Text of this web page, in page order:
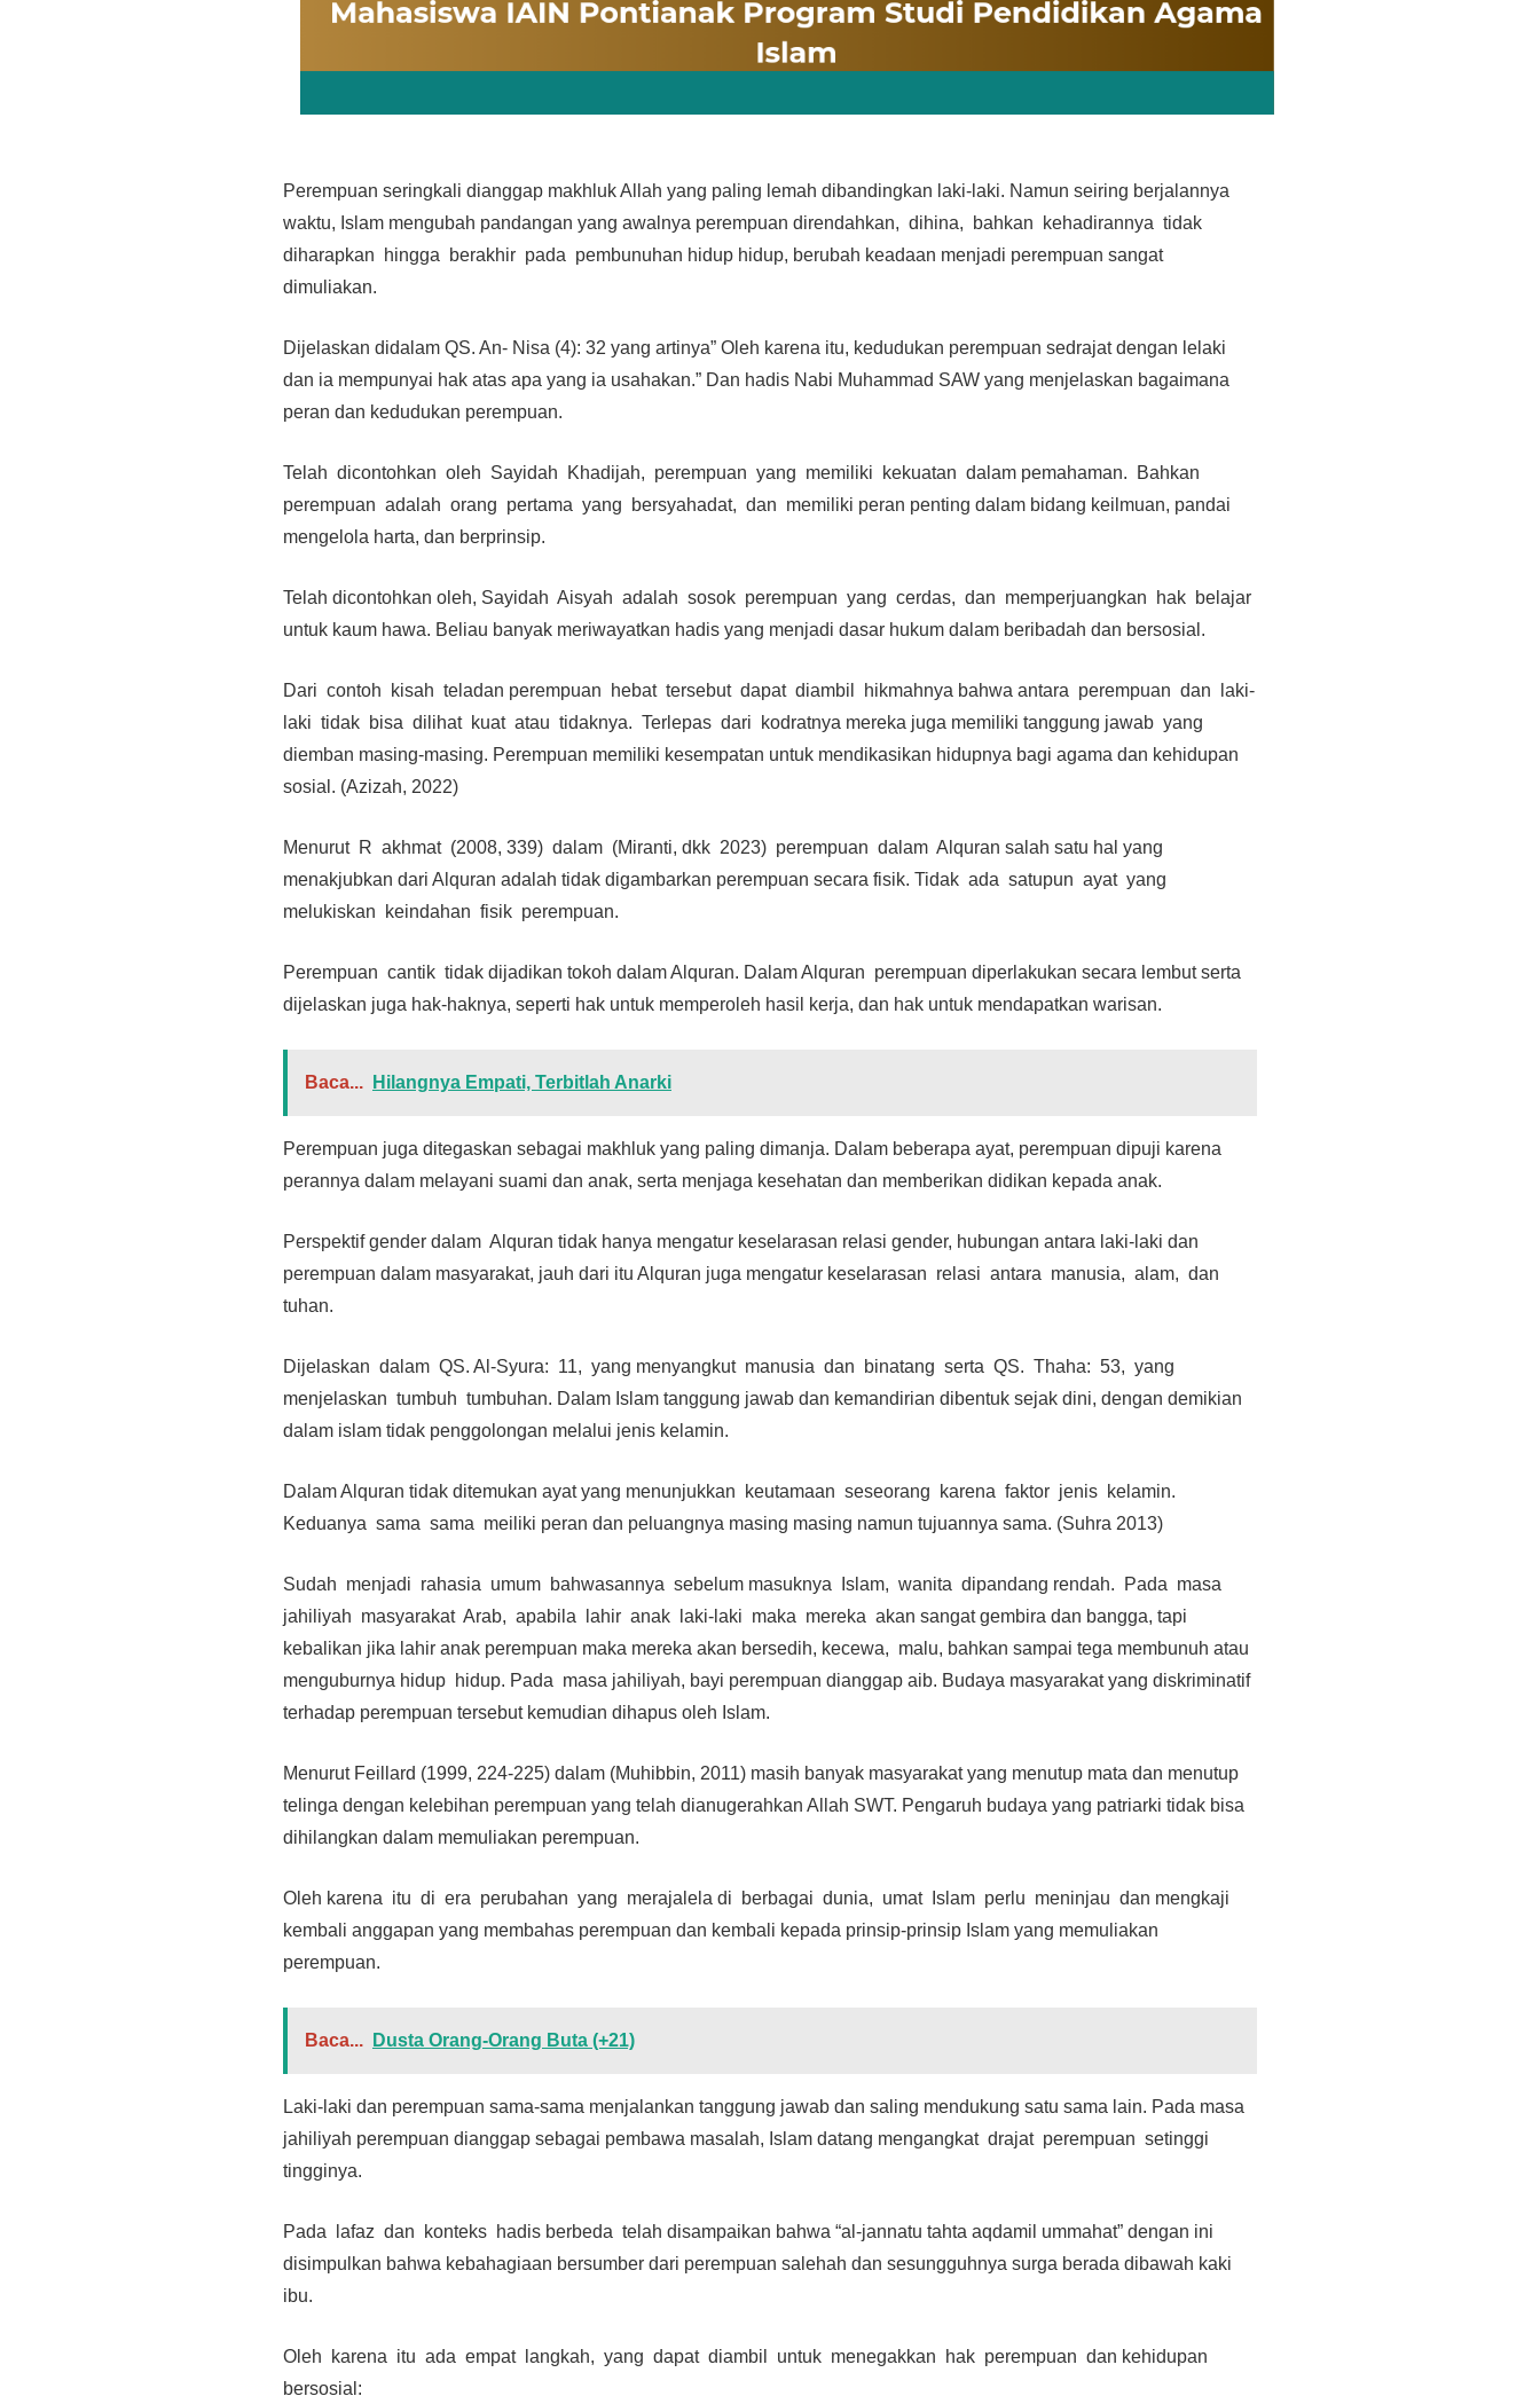
Perempuan seringkali dianggap makhluk Allah yang paling lemah dibandingkan laki-laki. Namun seiring berjalannya
waktu, Islam mengubah pandangan yang awalnya perempuan direndahkan, dihina, bahkan kehadirannya tidak
diharapkan hingga berakhir pada pembunuhan hidup hidup, berubah keadaan menjadi perempuan sangat
dimuliakan.
Dijelaskan didalam QS. An- Nisa (4): 32 yang artinya” Oleh karena itu, kedudukan perempuan sedrajat dengan lelaki
dan ia mempunyai hak atas apa yang ia usahakan.” Dan hadis Nabi Muhammad SAW yang menjelaskan bagaimana
peran dan kedudukan perempuan.
Telah dicontohkan oleh Sayidah Khadijah, perempuan yang memiliki kekuatan dalam pemahaman. Bahkan
perempuan adalah orang pertama yang bersyahadat, dan memiliki peran penting dalam bidang keilmuan, pandai
mengelola harta, dan berprinsip.
Telah dicontohkan oleh, Sayidah Aisyah adalah sosok perempuan yang cerdas, dan memperjuangkan hak belajar
untuk kaum hawa. Beliau banyak meriwayatkan hadis yang menjadi dasar hukum dalam beribadah dan bersosial.
Dari contoh kisah teladan perempuan hebat tersebut dapat diambil hikmahnya bahwa antara perempuan dan laki-
laki tidak bisa dilihat kuat atau tidaknya. Terlepas dari kodratnya mereka juga memiliki tanggung jawab yang
diemban masing-masing. Perempuan memiliki kesempatan untuk mendikasikan hidupnya bagi agama dan kehidupan
sosial. (Azizah, 2022)
Menurut R akhmat (2008, 339) dalam (Miranti, dkk 2023) perempuan dalam Alquran salah satu hal yang
menakjubkan dari Alquran adalah tidak digambarkan perempuan secara fisik. Tidak ada satupun ayat yang
melukiskan keindahan fisik perempuan.
Perempuan cantik tidak dijadikan tokoh dalam Alquran. Dalam Alquran perempuan diperlakukan secara lembut serta
dijelaskan juga hak-haknya, seperti hak untuk memperoleh hasil kerja, dan hak untuk mendapatkan warisan.
Baca... Hilangnya Empati, Terbitlah Anarki
Perempuan juga ditegaskan sebagai makhluk yang paling dimanja. Dalam beberapa ayat, perempuan dipuji karena
perannya dalam melayani suami dan anak, serta menjaga kesehatan dan memberikan didikan kepada anak.
Perspektif gender dalam Alquran tidak hanya mengatur keselarasan relasi gender, hubungan antara laki-laki dan
perempuan dalam masyarakat, jauh dari itu Alquran juga mengatur keselarasan relasi antara manusia, alam, dan
tuhan.
Dijelaskan dalam QS. Al-Syura: 11, yang menyangkut manusia dan binatang serta QS. Thaha: 53, yang
menjelaskan tumbuh tumbuhan. Dalam Islam tanggung jawab dan kemandirian dibentuk sejak dini, dengan demikian
dalam islam tidak penggolongan melalui jenis kelamin.
Dalam Alquran tidak ditemukan ayat yang menunjukkan keutamaan seseorang karena faktor jenis kelamin.
Keduanya sama sama meiliki peran dan peluangnya masing masing namun tujuannya sama. (Suhra 2013)
Sudah menjadi rahasia umum bahwasannya sebelum masuknya Islam, wanita dipandang rendah. Pada masa
jahiliyah masyarakat Arab, apabila lahir anak laki-laki maka mereka akan sangat gembira dan bangga, tapi
kebalikan jika lahir anak perempuan maka mereka akan bersedih, kecewa, malu, bahkan sampai tega membunuh atau
menguburnya hidup hidup. Pada masa jahiliyah, bayi perempuan dianggap aib. Budaya masyarakat yang diskriminatif
terhadap perempuan tersebut kemudian dihapus oleh Islam.
Menurut Feillard (1999, 224-225) dalam (Muhibbin, 2011) masih banyak masyarakat yang menutup mata dan menutup
telinga dengan kelebihan perempuan yang telah dianugerahkan Allah SWT. Pengaruh budaya yang patriarki tidak bisa
dihilangkan dalam memuliakan perempuan.
Oleh karena itu di era perubahan yang merajalela di berbagai dunia, umat Islam perlu meninjau dan mengkaji
kembali anggapan yang membahas perempuan dan kembali kepada prinsip-prinsip Islam yang memuliakan
perempuan.
Baca... Dusta Orang-Orang Buta (+21)
Laki-laki dan perempuan sama-sama menjalankan tanggung jawab dan saling mendukung satu sama lain. Pada masa
jahiliyah perempuan dianggap sebagai pembawa masalah, Islam datang mengangkat drajat perempuan setinggi
tingginya.
Pada lafaz dan konteks hadis berbeda telah disampaikan bahwa “al-jannatu tahta aqdamil ummahat” dengan ini
disimpulkan bahwa kebahagiaan bersumber dari perempuan salehah dan sesungguhnya surga berada dibawah kaki
ibu.
Oleh karena itu ada empat langkah, yang dapat diambil untuk menegakkan hak perempuan dan kehidupan
bersosial: